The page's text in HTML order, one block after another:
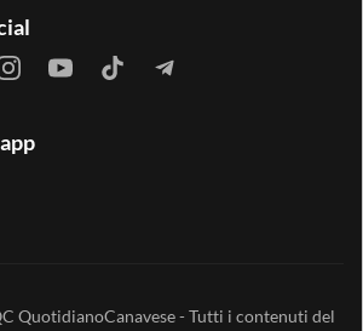
QuotidianoCanavese- Tutti i contenuti del